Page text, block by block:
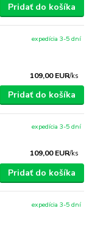
Pridať do košíka
109,00 EUR/ks
expedícia 3-5 dní
Pridať do košíka
109,00 EUR/ks
expedícia 3-5 dní
Pridať do košíka
expedícia 3-5 dní